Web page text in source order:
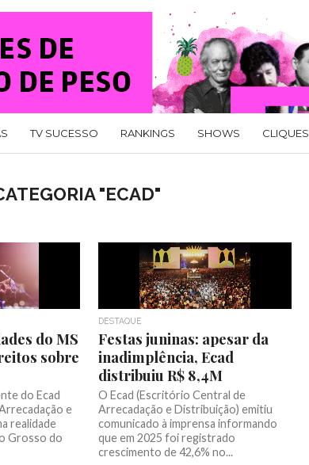
TV SUCESSO RANKINGS SHOWS CLIQUES
"ECAD"
do MS
sobre
do Ecad
e
realidade
Grosso do
DESTAQUE
Festas juninas: apesar da
inadimplência, Ecad
distribuiu R$ 8,4M
O Ecad (Escritório Central de
Arrecadação e Distribuição) emitiu
comunicado à imprensa informando
que em 2025 foi registrado
crescimento de 42,6% no...